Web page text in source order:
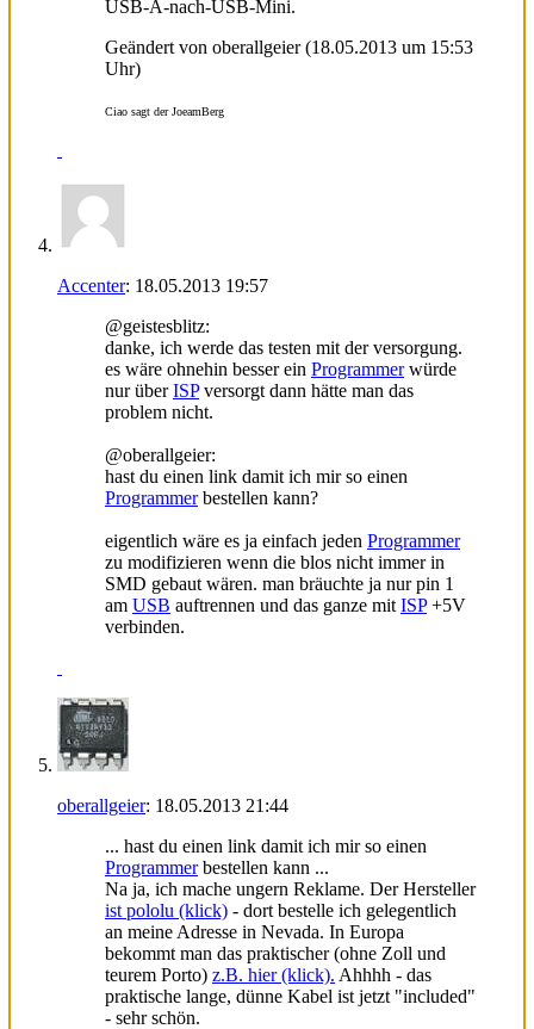
USB-A-nach-USB-Mini.
Geändert von oberallgeier (18.05.2013 um 15:53
Uhr)
Ciao sagt der JoeamBerg
Accenter: 18.05.2013 19:57
@geistesblitz:
danke, ich werde das testen mit der versorgung.
es wäre ohnehin besser ein Programmerwürde
nur überISPversorgt dann hätte man das
problem nicht.
@oberallgeier:
hast du einen link damit ich mir so einen
Programmerbestellen kann?
eigentlich wäre es ja einfach jeden Programmer
zu modifizieren wenn die blos nicht immer in
SMD gebaut wären. man bräuchte ja nur pin 1
am USB auftrennen und das ganze mit ISP+5V
verbinden.
oberallgeier: 18.05.2013 21:44
... hast du einen link damit ich mir so einen
Programmerbestellen kann ...
Na ja, ich mache ungern Reklame. Der Hersteller
ist pololu (klick) - dort bestelle ich gelegentlich
an meine Adresse in Nevada. In Europa
bekommt man das praktischer (ohne Zoll und
teurem Porto) z.B. hier (klick). Ahhhh - das
praktische lange, dünne Kabel ist jetzt "included"
- sehr schön.